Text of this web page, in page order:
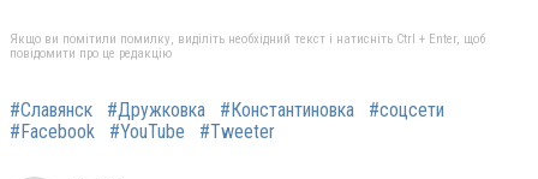
Якщо ви помітили помилку, виділіть необхідний текст і натисніть Ctrl + Enter, щоб
повідомити про це редакцію
#Славянск #Дружковка #Константиновка
#соцсети
#Facebook
#YouTube #Tweeter